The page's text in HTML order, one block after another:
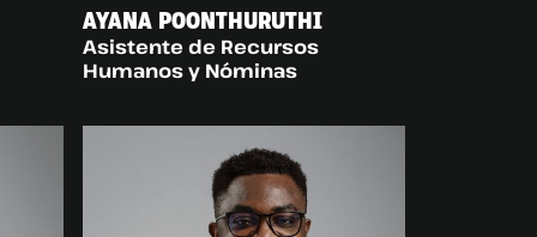
AYANA POONTHURUTHI
Asistente de Recursos
Humanos y Nóminas